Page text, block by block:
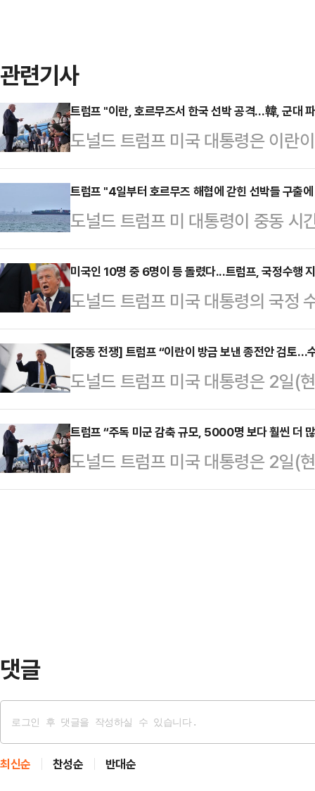
관련기사
트럼프 "이란, 호르무즈서 한국 선박 공격…韓, 군대
도널드 트럼프 미국 대통령은 이란
즈 해협에 한국 군대를 파견해야 한
프 대통령은 4일(현지시간) 소셜미
선박 이동 문제와 관련해 한국의 화
국도 ‘프로젝트 프리덤’ 작전에 합
르무즈 해협 봉쇄로 고립된 세계 각
프리덤을 시작했다. 트럼프 대통령
했다면서 “한국 선박을…
트럼프 "4일부터 호르무즈 해협에 갇힌 선박들 구출
도널드 트럼프 미 대통령이 중동 시
힌 선박들을 구출하기 위한 작전을
3일(현지시간) 트루스소셜에 "현재
들이 호르무즈 해협에 갇힌 그들의
미국에 요청해 왔다"라며 "해협에
할 것이라고 알리도록 했다"라고
작전이 중동 시간 기준으로 월요일
프 대통령은 "이 …
미국인 10명 중 6명이 등 돌렸다...트럼프, 국정수행
도널드 트럼프 미국 대통령의 국정
돌렸다는 여론조사 결과가 나왔다.
의 재임기간 중 최고치를 기록했다
(현지시간) 공개한 여론조사 결과,
지난 2월 조사의 39%와 비슷했지
응답은 62%로 그의 1·2기 임기를
여론조사는 워싱턴포스트가 ABC
24∼28일 미국…
[중동 전쟁] 트럼프 “이란이 방금 보낸 종전안 검토…
도널드 트럼프 미국 대통령은 2일(
며 이를 검토하겠다면서도 수용 가
프 대통령은 이날 자신 소유의 소
이 방금 우리에게 보낸 계획을 곧
위에 대해 충분한 대가를 치르지 않
트럼프 “주독 미군 감축 규모, 5000명 보다 훨씬 더
도널드 트럼프 미국 대통령은 2일(
“5000명보다 훨씬 더 많을 것”이
댓글
최신순 찬성순 반대순